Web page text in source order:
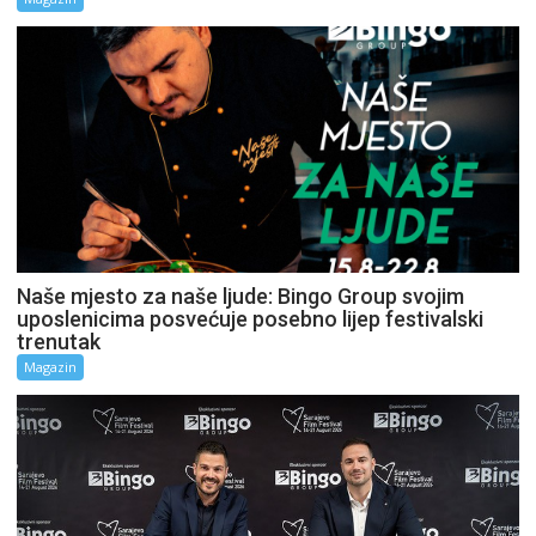
Naše mjesto za naše ljude: Bingo Group svojim
uposlenicima posvećuje posebno lijep festivalski
trenutak
Magazin